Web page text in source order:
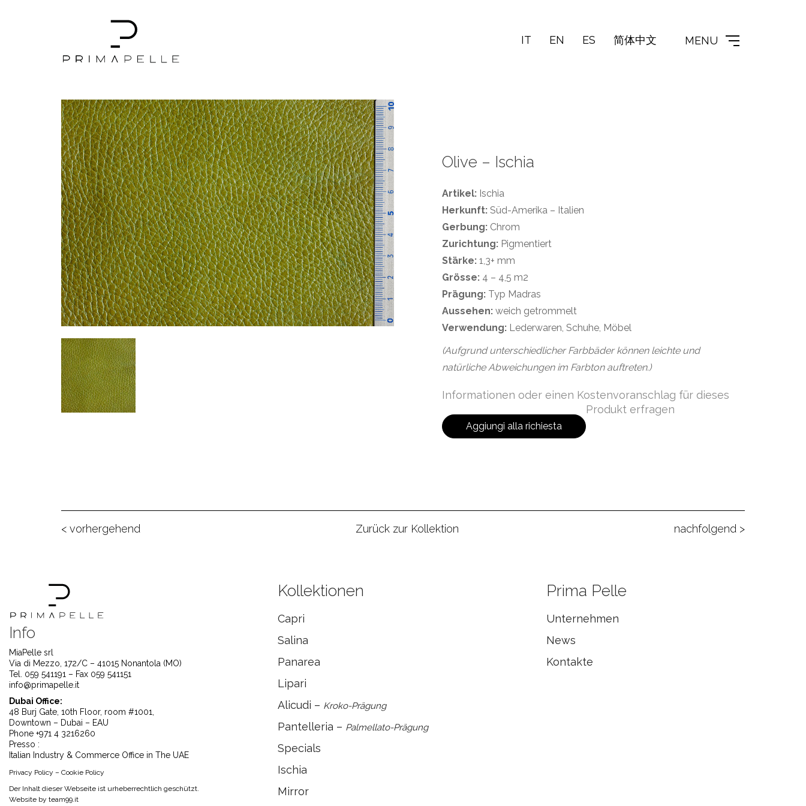
IT EN ES 简体中文 MENU
Olive – Ischia
Artikel: Ischia
Herkunft: Süd-Amerika – Italien
Gerbung: Chrom
Zurichtung: Pigmentiert
Stärke: 1,3+ mm
Grösse: 4 – 4,5 m2
Prägung: Typ Madras
Aussehen: weich getrommelt
Verwendung: Lederwaren, Schuhe, Möbel
(Aufgrund unterschiedlicher Farbbäder können leichte und
natürliche Abweichungen im Farbton auftreten.)
Informationen oder einen Kostenvoranschlag für dieses
Produkt erfragen
Aggiungi alla richiesta
< vorhergehend Zurück zur Kollektion nachfolgend >
Info
MiaPelle srl
Via di Mezzo, 172/C – 41015 Nonantola (MO)
Tel. 059 541191 – Fax 059 541151
info@primapelle.it
Dubai Office:
48 Burj Gate, 10th Floor, room #1001,
Downtown – Dubai – EAU
Phone +971 4 3216260
Presso :
Italian Industry & Commerce Office in The UAE
Privacy Policy – Cookie Policy
Der Inhalt dieser Webseite ist urheberrechtlich geschützt.
Website by team99.it
Kollektionen
Capri
Salina
Panarea
Lipari
Alicudi – Kroko-Prägung
Pantelleria – Palmellato-Prägung
Specials
Ischia
Mirror
Prima Pelle
Unternehmen
News
Kontakte